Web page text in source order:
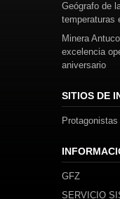
Geógrafo de
temperaturas
Minera
excelencia
aniversario
SITIOS DE
GFZ
SERVICIO